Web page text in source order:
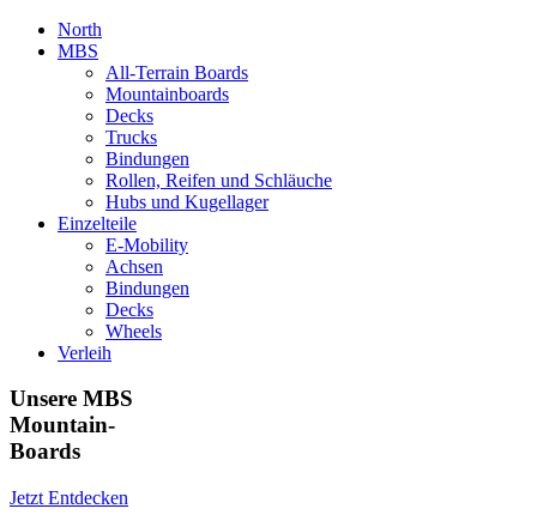
North
MBS
All-Terrain Boards
Mountainboards
Decks
Trucks
Bindungen
Rollen, Reifen und Schläuche
Hubs und Kugellager
Einzelteile
E-Mobility
Achsen
Bindungen
Decks
Wheels
Verleih
Unsere MBS
Mountain-
Boards
Jetzt Entdecken